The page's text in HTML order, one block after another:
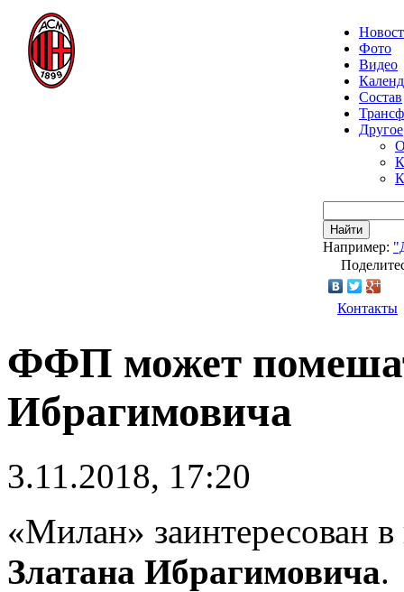
Фото
Видео
Состав
Другое
Найти
Например:
Контакты
ФФП может
Ибрагимовича
3.11.2018, 17:20
«Милан» заинтересован
Златана Ибрагимовича.